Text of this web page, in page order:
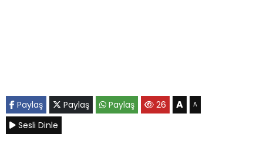
Paylaş Paylaş Paylaş 26 A A
Sesli Dinle